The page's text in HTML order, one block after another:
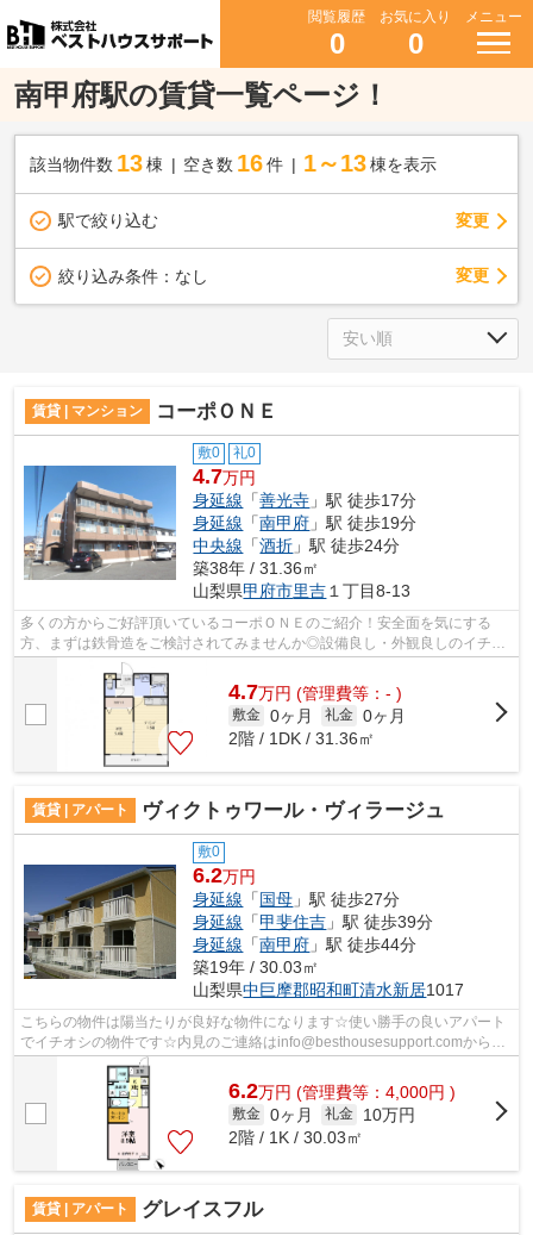
閲覧履歴
0
お気に入り
0
メニュー
南甲府駅の賃貸一覧ページ！
該当物件数 13棟 空き数 16 件 1～13 棟を表示
駅で絞り込む 変更
絞り込み条件： なし 変更
賃貸 | マンション コーポＯＮＥ
敷0 礼0
4.7万円
身延線 「善光寺 」駅 徒歩17分
身延線 「南甲府 」駅 徒歩19分
中央線 「酒折 」駅 徒歩24分
築38年 / 31.36㎡
山梨県甲府市里吉１丁目8-13
多くの方からご好評頂いているコーポＯＮＥのご紹介！安全面を気にする
方、まずは鉄骨造をご検討されてみませんか◎設備良し・外観良しのイチオ
シの物件◎物件に関してのお問い合せは【0...
4.7万円 (管理費等：- )
敷金 0ヶ月 礼金 0ヶ月
2階 / 1DK / 31.36㎡
賃貸 | アパート ヴィクトゥワール・ヴィラージュ
敷0
6.2万円
身延線 「国母 」駅 徒歩27分
身延線 「甲斐住吉 」駅 徒歩39分
身延線 「南甲府 」駅 徒歩44分
築19年 / 30.03㎡
山梨県中巨摩郡昭和町清水新居1017
こちらの物件は陽当たりが良好な物件になります☆使い勝手の良いアパート
でイチオシの物件です☆内見のご連絡はinfo@besthousesupport.comからお
待ちしております☆また当社までお問い合...
6.2万円 (管理費等：4,000円 )
敷金 0ヶ月 礼金
10万円
2階 / 1K / 30.03㎡
賃貸 | アパート グレイスフル